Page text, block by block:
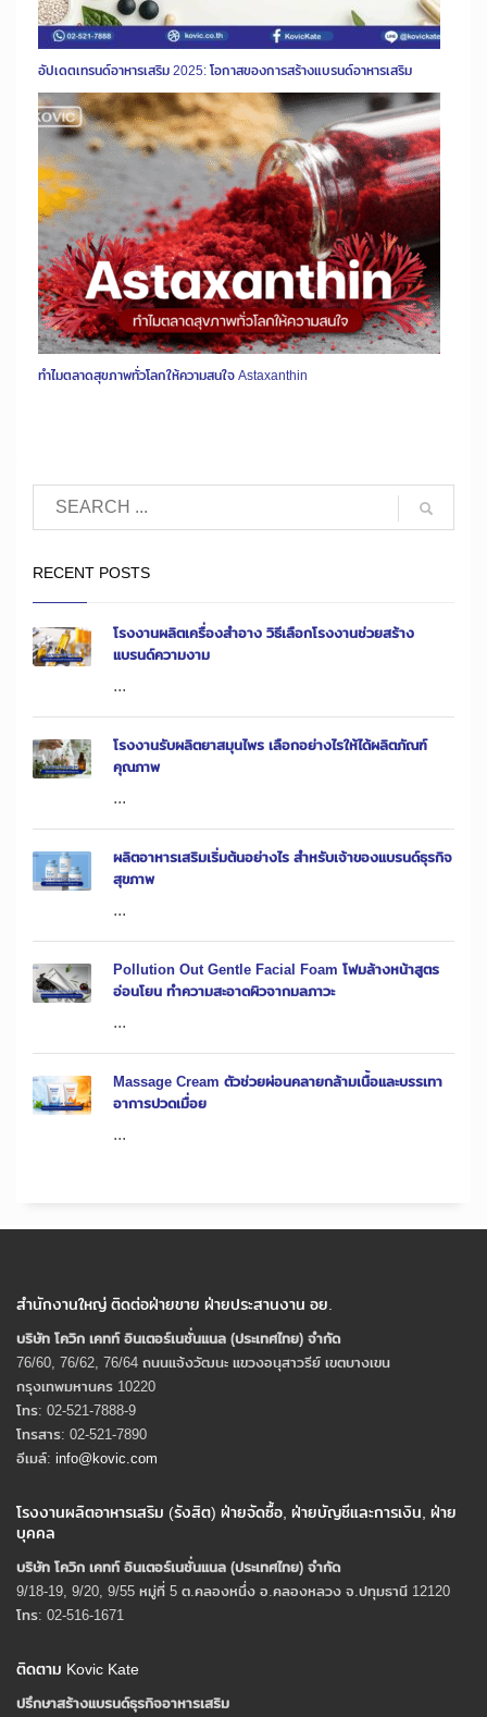
อัปเดตเทรนด์อาหารเสริม 2025: โอกาสของการสร้างแบรนด์อาหารเสริม
ทำไมตลาดสุขภาพทั่วโลกให้ความสนใจ Astaxanthin
RECENT POSTS
โรงงานผลิตเครื่องสำอาง วิธีเลือกโรงงานช่วยสร้าง
แบรนด์ความงาม
...
โรงงานรับผลิตยาสมุนไพร เลือกอย่างไรให้ได้ผลิตภัณฑ์
คุณภาพ
...
ผลิตอาหารเสริมเริ่มต้นอย่างไร สำหรับเจ้าของแบรนด์ธุรกิจ
สุขภาพ
...
Pollution Out Gentle Facial Foam โฟมล้างหน้าสูตร
อ่อนโยน ทำความสะอาดผิวจากมลภาวะ
...
Massage Cream ตัวช่วยผ่อนคลายกล้ามเนื้อและบรรเทา
อาการปวดเมื่อย
...
สำนักงานใหญ่ ติดต่อฝ่ายขาย ฝ่ายประสานงาน อย.
บริษัท โควิก เคทท์ อินเตอร์เนชั่นแนล (ประเทศไทย) จํากัด
76/60, 76/62, 76/64 ถนนแจ้งวัฒนะ แขวงอนุสาวรีย์ เขตบางเขน
กรุงเทพมหานคร 10220
โทร: 02-521-7888-9
โทรสาร: 02-521-7890
อีเมล์: info@kovic.com
โรงงานผลิตอาหารเสริม (รังสิต) ฝ่ายจัดซื้อ, ฝ่ายบัญชีและการเงิน, ฝ่าย
บุคคล
บริษัท โควิก เคทท์ อินเตอร์เนชั่นแนล (ประเทศไทย) จํากัด
9/18-19, 9/20, 9/55 หมู่ที่ 5 ต.คลองหนึ่ง อ.คลองหลวง จ.ปทุมธานี 12120
โทร: 02-516-1671
ติดตาม Kovic Kate
ปรึกษาสร้างแบรนด์ธุรกิจอาหารเสริม